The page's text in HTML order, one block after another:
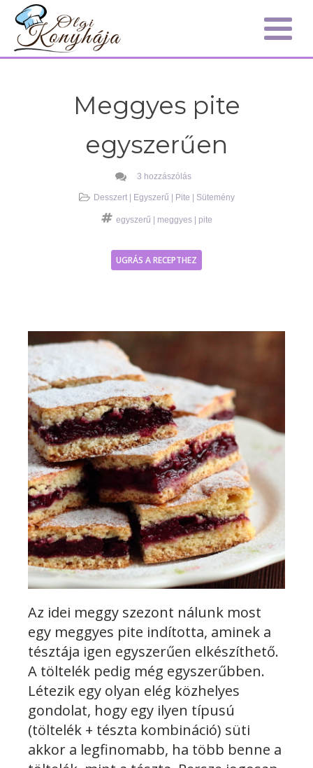
Meggyes pite
egyszerűen
3 hozzászólás
Desszert| Egyszerű Pite Sütemény
egyszerű meggyes| pite
UGRÁS A RECEPTHEZ
Az idei meggy szezont nálunk most
egy meggyes pite indította, aminek a
tésztája igen egyszerűen elkészíthető.
A töltelék pedig még egyszerűbben.
Létezik egy olyan elég közhelyes
gondolat, hogy egy ilyen típusú
(töltelék + tészta kombináció) süti
akkor a legfinomabb, ha több benne a